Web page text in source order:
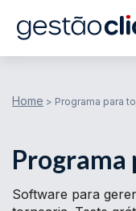
Home > Programa para
Programa
Software para